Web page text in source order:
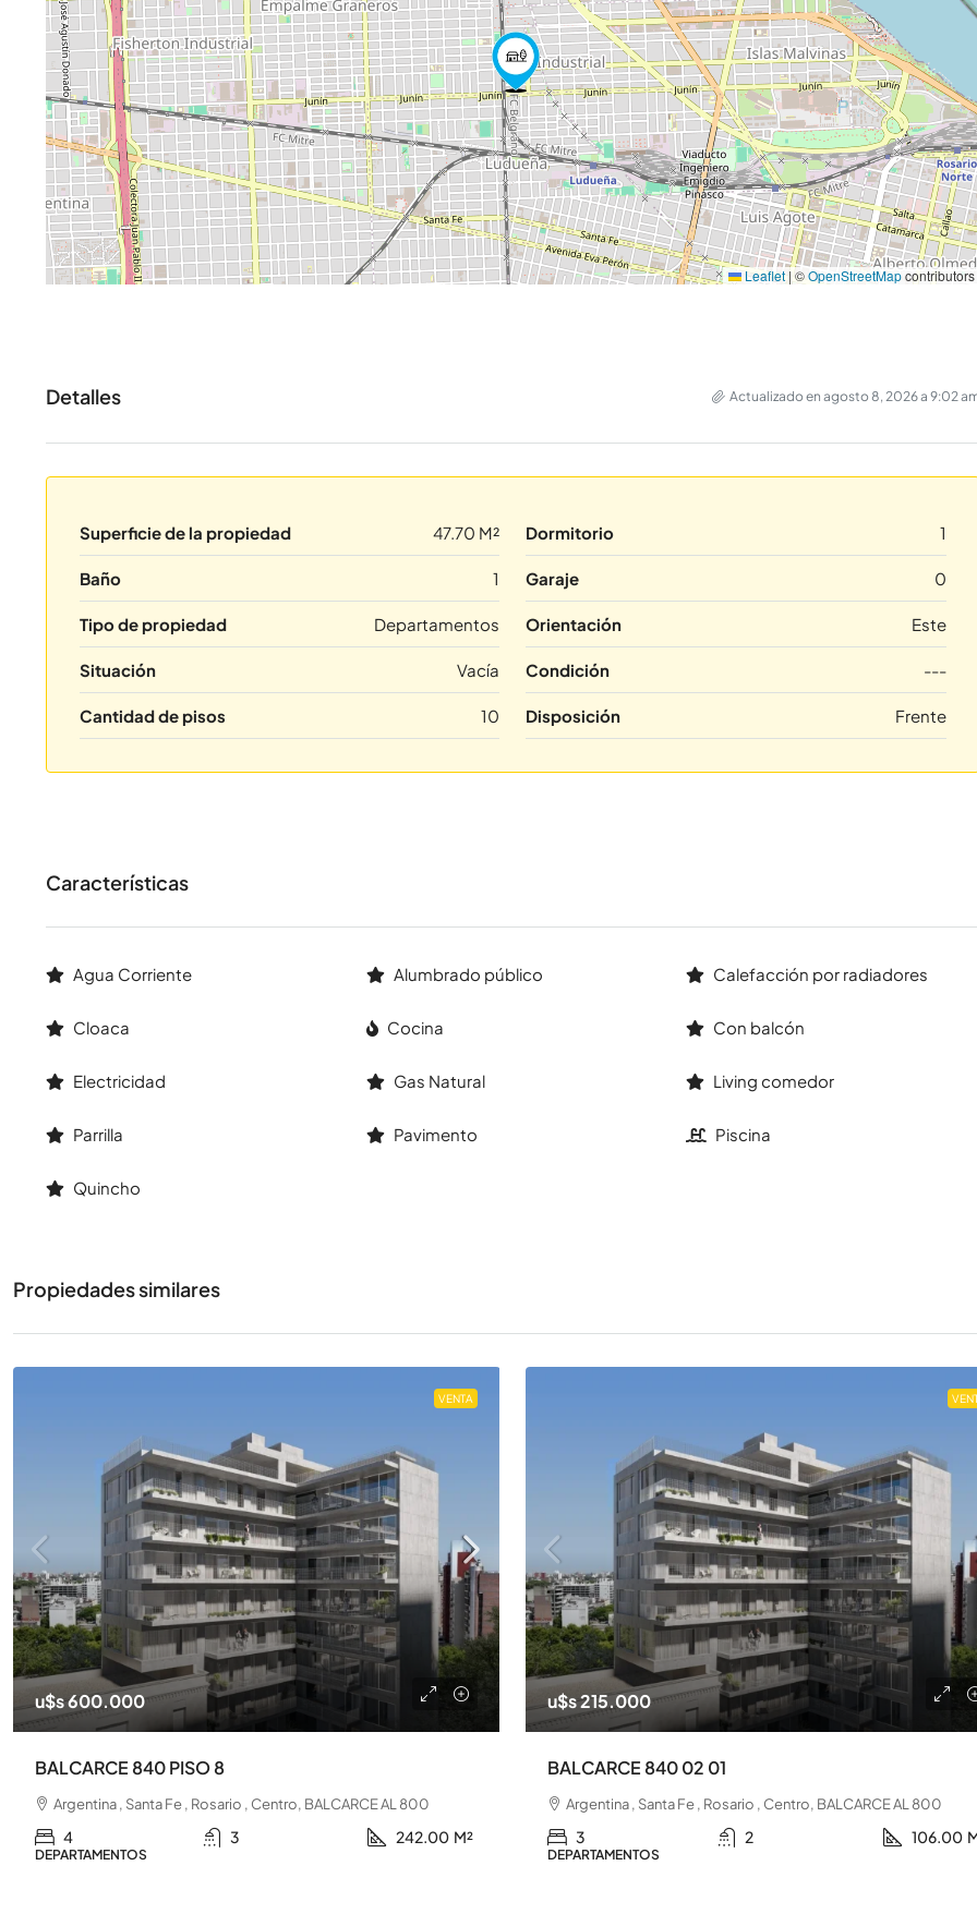
Leaflet | ©OpenStreetMapcontributors
Detalles Actualizado en agosto 8, 2026 a 9:02
Superficie de la propiedad 47.70 M² Dormitorio 1
Baño 1 Garaje 0
Tipo de propiedad Departamentos Orientación Este
Situación Vacía Condición ---
Cantidad de pisos 10 Disposición Frente
Características
Agua Corriente Alumbrado público Calefacción por radiadores
Cloaca Cocina Con balcón
Electricidad Gas Natural Living comedor
Parrilla Pavimento Piscina
Quincho
Propiedades similares
VENTA
u$s 600.000
BALCARCE 840 PISO 8
Argentina , Santa Fe , Rosario , Centro, BALCARCE AL 800
4 3 242.00 M²
DEPARTAMENTOS
u$s 215.000
BALCARCE 840 02 01
Argentina , Santa Fe , Rosario , Centro, BALCARCE AL 800
3 2 106.00
DEPARTAMENTOS